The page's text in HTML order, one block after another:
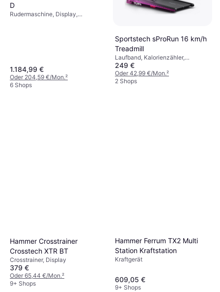
D
Rudermaschine, Display,
1.184,99 €
Oder 204,59 €/Mon.²
6 Shops
Sportstech sProRun 16 km/h
Treadmill
Laufband, Kalorienzähler,
Transportrollen, Display,
Pulsmesser
249 €
Oder 42,99 €/Mon.²
2 Shops
Hammer Crosstrainer
Crosstech XTR BT
Crosstrainer, Display
379 €
Oder 65,44 €/Mon.²
9+ Shops
Hammer Ferrum TX2 Multi
Station Kraftstation
Kraftgerät
609,05 €
9+ Shops